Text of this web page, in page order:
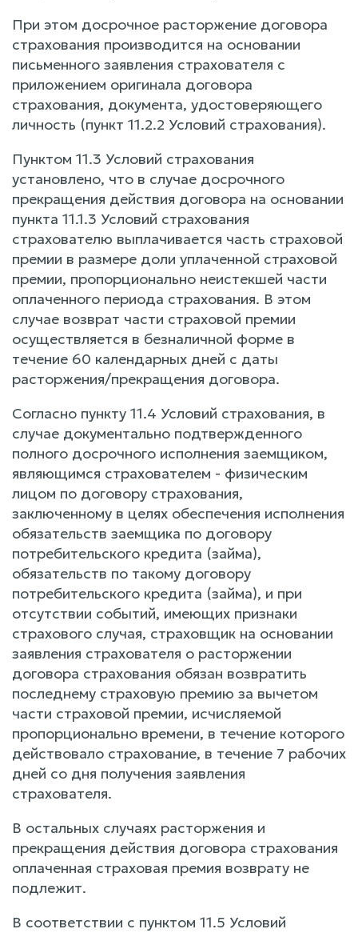
При этом досрочное расторжение договора
страхования производится на основании
письменного заявления страхователя с
приложением оригинала договора
страхования, документа, удостоверяющего
личность (пункт 11.2.2 Условий страхования).
Пунктом 11.3 Условий страхования
установлено, что в случае досрочного
прекращения действия договора на основании
пункта 11.1.3 Условий страхования
страхователю выплачивается часть страховой
премии в размере доли уплаченной страховой
премии, пропорционально неистекшей части
оплаченного периода страхования. В этом
случае возврат части страховой премии
осуществляется в безналичной форме в
течение 60 календарных дней с даты
расторжения/прекращения договора.
Согласно пункту 11.4 Условий страхования, в
случае документально подтвержденного
полного досрочного исполнения заемщиком,
являющимся страхователем - физическим
лицом по договору страхования,
заключенному в целях обеспечения исполнения
обязательств заемщика по договору
потребительского кредита (займа),
обязательств по такому договору
потребительского кредита (займа), и при
отсутствии событий, имеющих признаки
страхового случая, страховщик на основании
заявления страхователя о расторжении
договора страхования обязан возвратить
последнему страховую премию за вычетом
части страховой премии, исчисляемой
пропорционально времени, в течение которого
действовало страхование, в течение 7 рабочих
дней со дня получения заявления
страхователя.
В остальных случаях расторжения и
прекращения действия договора страхования
оплаченная страховая премия возврату не
подлежит.
В соответствии с пунктом 11.5 Условий